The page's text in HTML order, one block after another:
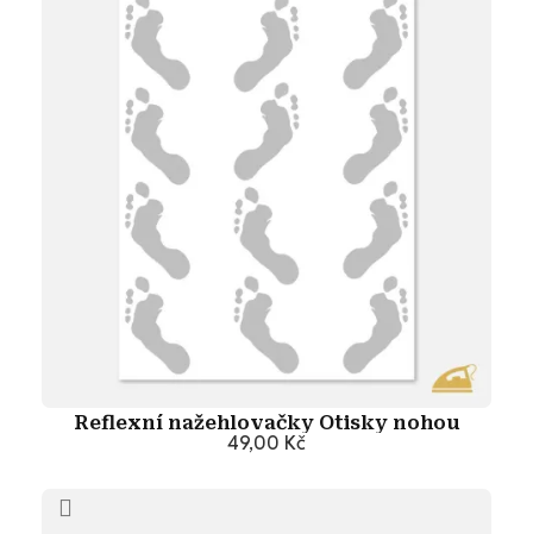
Reflexní nažehlovačky Otisky nohou
49,00 Kč
Přidat do košíku